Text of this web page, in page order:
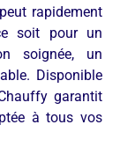
rapidement
soit pour un
soignée, un
Disponible
garantit
à tous vos